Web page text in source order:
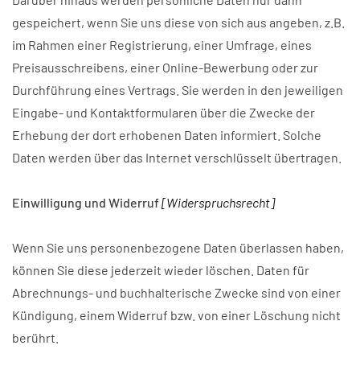
gespeichert, wenn Sie uns diese von sich aus angeben, z.B.
im Rahmen einer Registrierung, einer Umfrage, eines
Preisausschreibens, einer Online-Bewerbung oder zur
Durchführung eines Vertrags. Sie werden in den jeweiligen
Eingabe- und Kontaktformularen über die Zwecke der
Erhebung der dort erhobenen Daten informiert. Solche
Daten werden über das Internet verschlüsselt übertragen.
Einwilligung und Widerruf[Widerspruchsrecht]
Wenn Sie uns personenbezogene Daten überlassen haben,
können Sie diese jederzeit wieder löschen. Daten für
Abrechnungs- und buchhalterische Zwecke sind von einer
Kündigung, einem Widerruf bzw. von einer Löschung nicht
berührt.